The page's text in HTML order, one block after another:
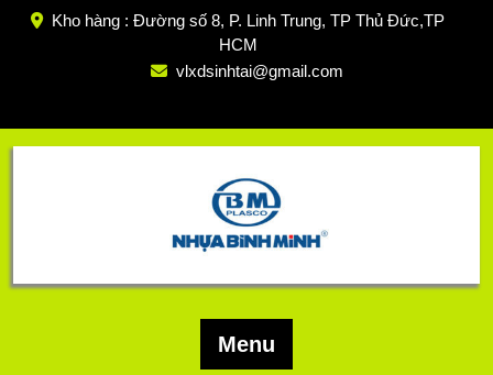
Skip
Kho hàng : Đường số 8, P. Linh Trung, TP Thủ Đức,TP
HCM
vlxdsinhtai@gmail.com
Menu